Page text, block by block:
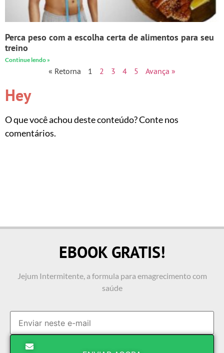
Perca peso com a escolha certa de alimentos para seu
treino
Continue lendo »
« Retorna 1 2 3 4 5 Avança »
Hey
O que você achou deste conteúdo? Conte nos
comentários.
EBOOK GRATIS!
Jejum Intermitente, a formula para emagrecimento com
saúde